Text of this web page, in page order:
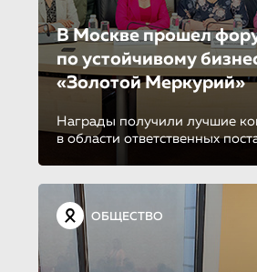
В Москве прошел
по устойчиво­му
«Золотой Меркурий»
Награды получили лучшие
в области ответственных
ОБЩЕСТВО